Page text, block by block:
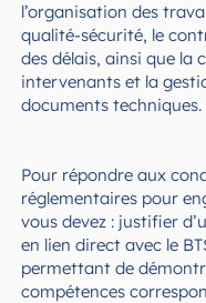
l’organisation des
qualité-sécurité, le
des délais, ainsi que la
intervenants et la
documents techniques.
Pour répondre aux
réglementaires pour
vous devez : justifier
en lien direct avec le
permettant de
compétences